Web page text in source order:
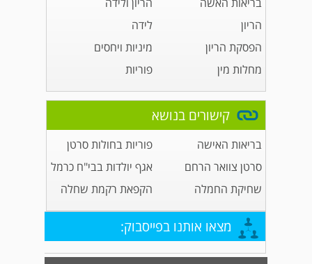
הריון
לידה
הפסקת הריון
מיניות ויחסים
מחלות מין
פוריות
קישורים בנושא
בריאות האישה
פוריות בחולות סרטן
סרטן צוואר הרחם
אגף יולדות בבי"ח כרמל
שחיקת החמלה
הקפאת רקמת שחלה
מצאו אותנו בפייסבוק: